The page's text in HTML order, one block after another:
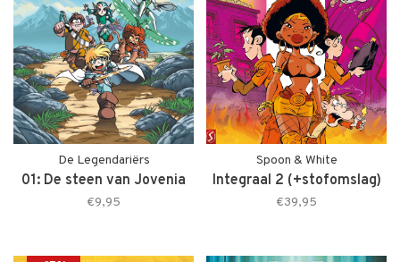
De Legendariërs
01: De steen van Jovenia
€9,95
Spoon & White
Integraal 2 (+stofomslag)
€39,95